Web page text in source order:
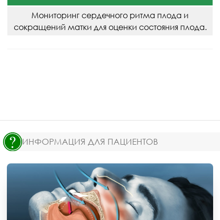
Мониторинг сердечного ритма плода и
сокращений матки для оценки состояния плода.
ИНФОРМАЦИЯ ДЛЯ ПАЦИЕНТОВ